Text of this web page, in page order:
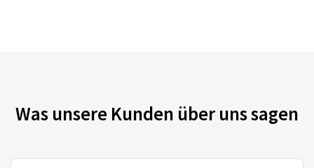
Was unsere Kunden über uns sagen